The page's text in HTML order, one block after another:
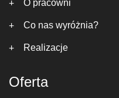
O pracowni
Co nas wyróżnia?
Realizacje
Oferta